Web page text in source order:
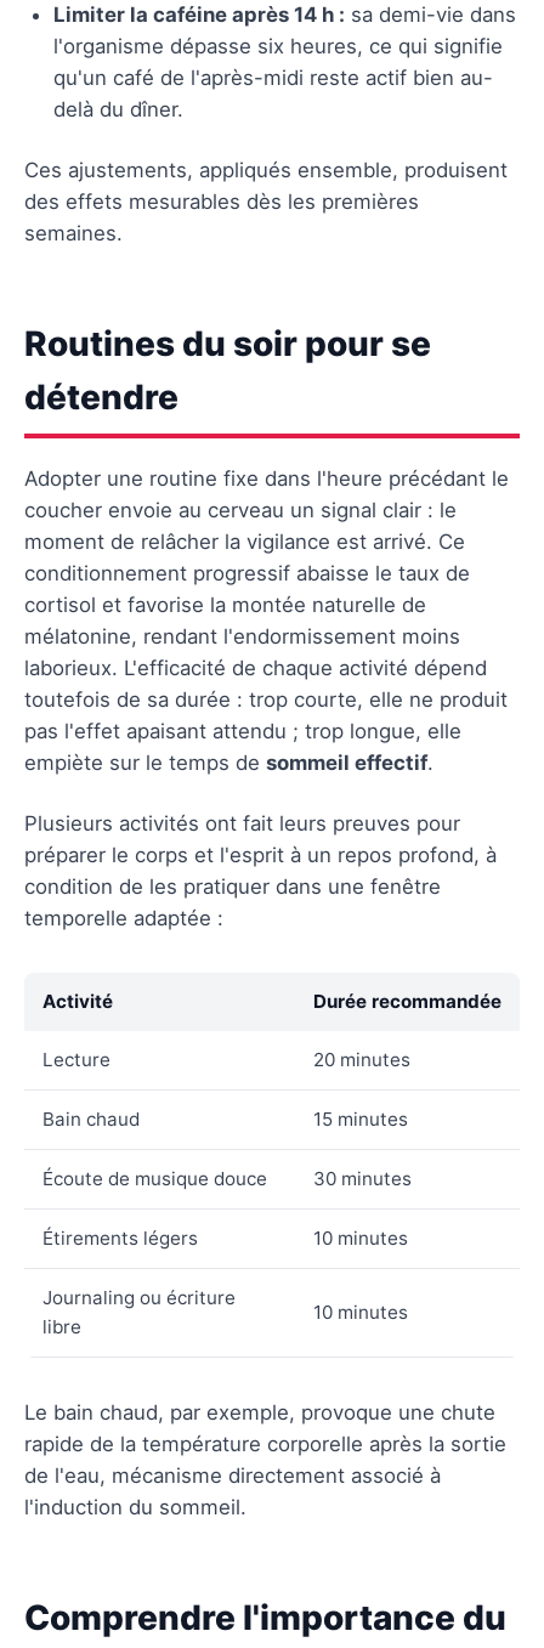
Limiter la caféine après 14 h : sa demi-vie dans
l'organisme dépasse six heures, ce qui signifie
qu'un café de l'après-midi reste actif bien au-
delà du dîner.
Ces ajustements, appliqués ensemble, produisent
des effets mesurables dès les premières
semaines.
Routines du soir pour se
détendre
Adopter une routine fixe dans l'heure précédant le
coucher envoie au cerveau un signal clair : le
moment de relâcher la vigilance est arrivé. Ce
conditionnement progressif abaisse le taux de
cortisol et favorise la montée naturelle de
mélatonine, rendant l'endormissement moins
laborieux. L'efficacité de chaque activité dépend
toutefois de sa durée : trop courte, elle ne produit
pas l'effet apaisant attendu ; trop longue, elle
empiète sur le temps de sommeil effectif.
Plusieurs activités ont fait leurs preuves pour
préparer le corps et l'esprit à un repos profond, à
condition de les pratiquer dans une fenêtre
temporelle adaptée :
Activité Durée recommandée
Lecture 20 minutes
Bain chaud 15 minutes
Écoute de musique douce 30 minutes
Étirements légers 10 minutes
Journaling ou écriture
libre
10 minutes
Le bain chaud, par exemple, provoque une chute
rapide de la température corporelle après la sortie
de l'eau, mécanisme directement associé à
l'induction du sommeil.
Comprendre l'importance du